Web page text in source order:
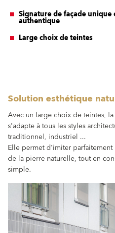
Signature de façade unique
authentique
Large choix de teintes
Solution esthétique
Avec un large choix de teintes,
s'adapte à tous les styles
traditionnel, industriel ...
Elle permet d'imiter
de la pierre naturelle, tout en
simple.